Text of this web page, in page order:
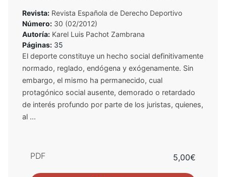
Revista: Revista Española de Derecho Deportivo
Número: 30 (02/2012)
Autoría: Karel Luis Pachot Zambrana
Páginas: 35
El deporte constituye un hecho social definitivamente
normado, reglado, endógena y exógenamente. Sin
embargo, el mismo ha permanecido, cual
protagónico social ausente, demorado o retardado
de interés profundo por parte de los juristas, quienes,
al ...
PDF 5,00€